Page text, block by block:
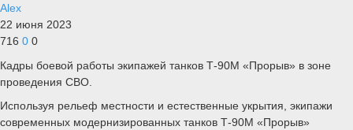
Alex
22 июня 2023
716 0 0
Кадры боевой работы экипажей танков Т-90М «Прорыв» в зоне
проведения СВО.
Используя рельеф местности и естественные укрытия, экипажи
современных модернизированных танков Т-90М «Прорыв»